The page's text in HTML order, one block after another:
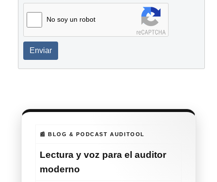
No soy un robot
Enviar
📰 BLOG & PODCAST AUDITOOL
Lectura y voz para el auditor
moderno